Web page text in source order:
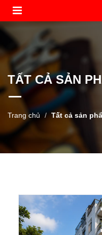
TẤT CẢ SẢN
Trang chủ Tất cả sản